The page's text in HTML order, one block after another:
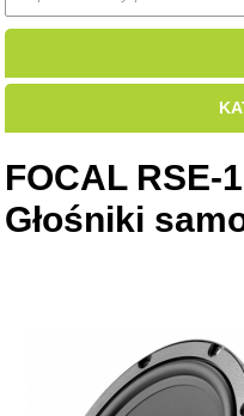
FOCAL RSE-
Głośniki